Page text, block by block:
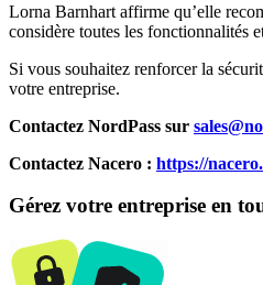
Lorna Barnhart affirme qu’elle
considère toutes les fonctionnalités
Si vous souhaitez renforcer la
votre entreprise.
Contactez NordPass sur
Contactez Nacero : https://
Gérez votre entreprise en